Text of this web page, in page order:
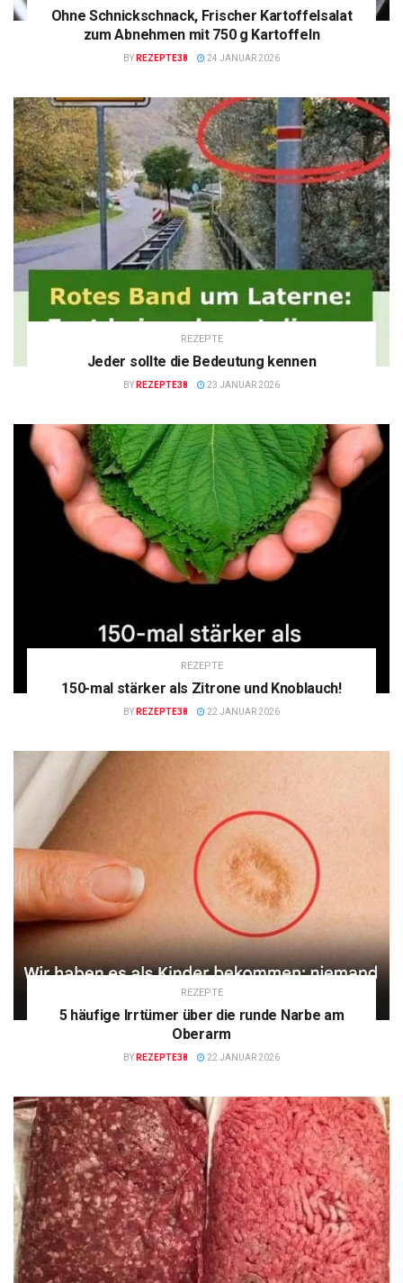
Ohne Schnickschnack, Frischer Kartoffelsalat
zum Abnehmen mit 750 g Kartoffeln
BY REZEPTE38 24 JANUAR 2026
REZEPTE
Jeder sollte die Bedeutung kennen
BY REZEPTE38 23 JANUAR 2026
REZEPTE
150-mal stärker als Zitrone und Knoblauch!
BY REZEPTE38 22 JANUAR 2026
REZEPTE
5 häufige Irrtümer über die runde Narbe am
Oberarm
BY REZEPTE38 22 JANUAR 2026